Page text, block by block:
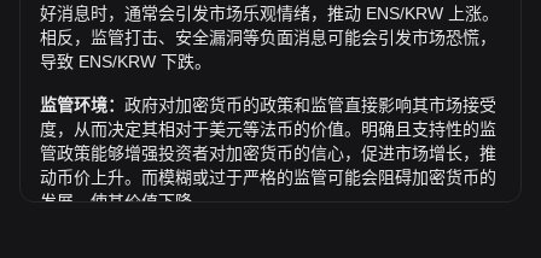
好消息时，通常会引发市场乐观情绪，推动 ENS/KRW 上涨。
相反，监管打击、安全漏洞等负面消息可能会引发市场恐慌，
导致 ENS/KRW 下跌。
监管环境： 政府对加密货币的政策和监管直接影响其市场接受
度，从而决定其相对于美元等法币的价值。明确且支持性的监
管政策能够增强投资者对加密货币的信心，促进市场增长，推
动币价上升。而模糊或过于严格的监管可能会阻碍加密货币的
发展，使其价值下降。